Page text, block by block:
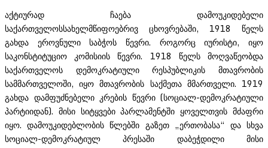
აქტიურად ჩაება დამოუკიდებელი
საქართველოსსახელმწიფოებრივ ცხოვრებაში, 1918 წელს
გახდა ეროვნული საბჭოს წევრი. როგორც იურისტი, იყო
საკონსტიტუციო კომისიის წევრი. 1918 წელს მოღვაწეობდა
საქართველოს დემოკრატიული რესპუბლიკის მთავრობის
სამმართველოში, იყო მთავრობის საქმეთა მმართველი. 1919
გახდა დამფუძნებელი კრების წევრი (სოციალ-დემოკრატიული
პარტიიდან). მისი სიტყვები პარლამენტში ყოველთვის მძაფრი
იყო. დამოუკიდებლობის წლებში გაზეთ „ერთობასა“ და სხვა
სოციალ-დემოკრატიულ პრესაში დაბეჭდილი მისი